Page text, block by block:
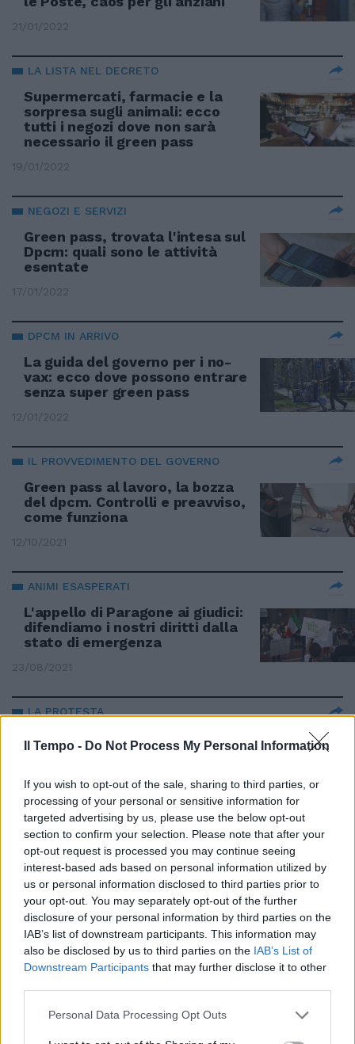
Il Tempo - Do Not Process My Personal Information
If you wish to opt-out of the sale, sharing to third parties, or
processing of your personal or sensitive information for
targeted advertising by us, please use the below opt-out
section to confirm your selection. Please note that after your
opt-out request is processed you may continue seeing
interest-based ads based on personal information utilized by
us or personal information disclosed to third parties prior to
your opt-out. You may separately opt-out of the further
disclosure of your personal information by third parties on the
IAB’s list of downstream participants. This information may
also be disclosed by us to third parties on the IAB’s List of
Downstream Participants that may further disclose it to other
Personal Data Processing Opt Outs
21/01/2022
LA LISTA NEL DECRETO
Supermercati, farmacie e la
sorpresa sugli animali: ecco
tutti i negozi dove non sarà
necessario il green pass
19/01/2022
NEGOZI E SERVIZI
Green pass, trovata l'intesa sul
Dpcm: quali sono le attività
esentate
17/01/2022
DPCM IN ARRIVO
La guida del governo per i no-
vax: ecco dove possono entrare
senza super green pass
12/01/2022
IL PROVVEDIMENTO DEL GOVERNO
Green pass al lavoro, la bozza
del dpcm. Controlli e preavviso,
come funziona
12/10/2021
ANIMI ESASPERATI
L'appello di Paragone ai giudici:
difendiamo i nostri diritti dalla
stato di emergenza
23/08/2021
LA PROTESTA
Discoteche e locali da ballo
disperati: riaprono tutti tranne
04/06/2021
LIBERI TUTTI
Le regioni puntano alla zona
bianca, il Lazio spera. Riapre
tutto tranne le discoteche
21/05/2021
IL DIBATTITO SUL LOCKDOWN
Massimo Galli contro le
magari il 2 giugno